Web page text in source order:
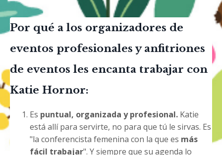
Por qué a los organizadores de
eventos profesionales y anfitriones
de eventos les encanta trabajar con
Katie Hornor:
Es puntual, organizada y profesional. Katie
está allí para servirte, no para que tú le sirvas. Es
"la conferencista femenina con la que es más
fácil trabajar". Y siempre que su agenda lo